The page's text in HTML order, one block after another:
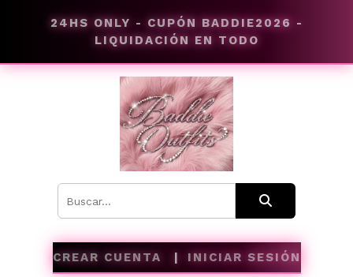
24HS ONLY - CUPÓN BADDIE2026 -
LIQUIDACIÓN EN TODO
CREAR CUENTA INICIAR SESIÓN